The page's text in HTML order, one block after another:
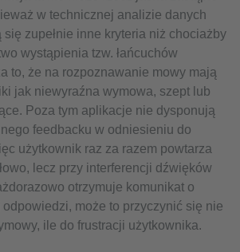
w technicznej analizie danych
zupełnie inne kryteria niż chociażby
wystąpienia tzw. łańcuchów
to, że na rozpoznawanie mowy mają
jak niewyraźna wymowa, szept lub
Poza tym aplikacje nie dysponują
feedbacku w odniesieniu do
użytkownik raz za razem powtarza
lecz przy interferencji dźwięków
otrzymuje komunikat o
odpowiedzi, może to przyczynić się nie
ile do frustracji użytkownika.